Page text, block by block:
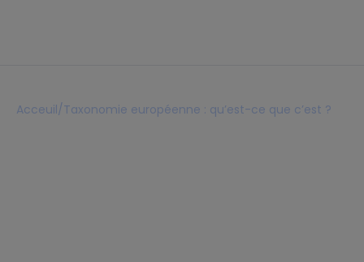
Acceuil/Taxonomie européenne : qu’est-ce que c’est ?